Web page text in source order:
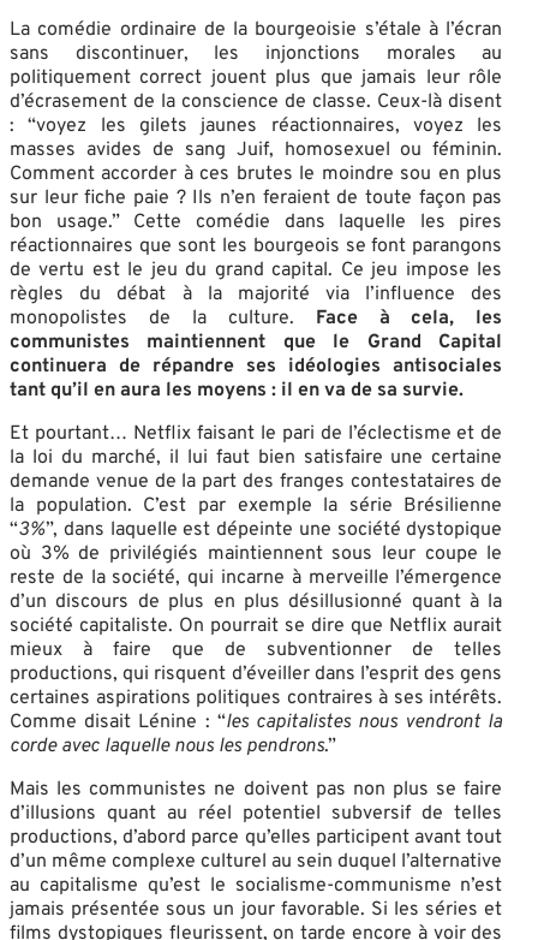
La comédie ordinaire de la bourgeoisie s’étale à l’écran
sans discontinuer, les injonctions morales au
politiquement correct jouent plus que jamais leur rôle
d’écrasement de la conscience de classe. Ceux-là disent
: “voyez les gilets jaunes réactionnaires, voyez les
masses avides de sang Juif, homosexuel ou féminin.
Comment accorder à ces brutes le moindre sou en plus
sur leur fiche paie ? Ils n’en feraient de toute façon pas
bon usage.” Cette comédie dans laquelle les pires
réactionnaires que sont les bourgeois se font parangons
de vertu est le jeu du grand capital. Ce jeu impose les
règles du débat à la majorité via l’influence des
monopolistes de la culture. Face à cela, les
communistes maintiennent que le Grand Capital
continuera de répandre ses idéologies antisociales
tant qu’il en aura les moyens : il en va de sa survie.
Et pourtant… Netflix faisant le pari de l’éclectisme et de
la loi du marché, il lui faut bien satisfaire une certaine
demande venue de la part des franges contestataires de
la population. C’est par exemple la série Brésilienne
“3%”, dans laquelle est dépeinte une société dystopique
où 3% de privilégiés maintiennent sous leur coupe le
reste de la société, qui incarne à merveille l’émergence
d’un discours de plus en plus désillusionné quant à la
société capitaliste. On pourrait se dire que Netflix aurait
mieux à faire que de subventionner de telles
productions, qui risquent d’éveiller dans l’esprit des gens
certaines aspirations politiques contraires à ses intérêts.
Comme disait Lénine : “les capitalistes nous vendront la
corde avec laquelle nous les pendrons.”
Mais les communistes ne doivent pas non plus se faire
d’illusions quant au réel potentiel subversif de telles
productions, d’abord parce qu’elles participent avant tout
d’un même complexe culturel au sein duquel l’alternative
au capitalisme qu’est le socialisme-communisme n’est
jamais présentée sous un jour favorable. Si les séries et
films dystopiques fleurissent, on tarde encore à voir des